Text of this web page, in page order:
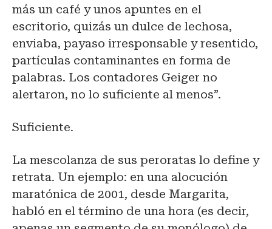
más un café y unos apuntes en el
escritorio, quizás un dulce de lechosa,
enviaba, payaso irresponsable y resentido,
partículas contaminantes en forma de
palabras. Los contadores Geiger no
alertaron, no lo suficiente al menos”.
Suficiente.
La mescolanza de sus peroratas lo define y
retrata. Un ejemplo: en una alocución
maratónica de 2001, desde Margarita,
habló en el término de una hora (es decir,